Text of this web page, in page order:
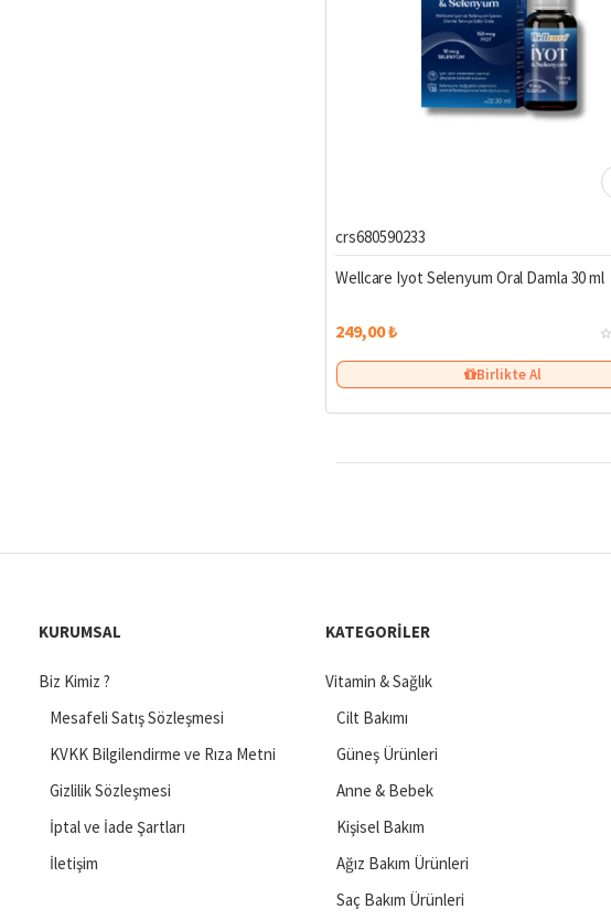
crs680590233
Wellcare Iyot Selenyum Oral Damla 30 ml
249,00 ₺
Birlikte Al
KURUMSAL
Biz Kimiz ?
Mesafeli Satış Sözleşmesi
KVKK Bilgilendirme ve Rıza Metni
Gizlilik Sözleşmesi
İptal ve İade Şartları
İletişim
KATEGORILER
Vitamin & Sağlık
Cilt Bakımı
Güneş Ürünleri
Anne & Bebek
Kişisel Bakım
Ağız Bakım Ürünleri
Saç Bakım Ürünleri